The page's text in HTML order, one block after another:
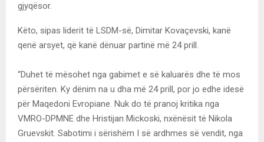
gjyqësor.
Këto, sipas liderit të LSDM-së, Dimitar Kovaçevski, kanë
qenë arsyet, që kanë dënuar partinë më 24 prill.
“Duhet të mësohet nga gabimet e së kaluarës dhe të mos
përsëriten. Ky dënim na u dha më 24 prill, por jo edhe idesë
për Maqedoni Evropiane. Nuk do të pranoj kritika nga
VMRO-DPMNE dhe Hristijan Mickoski, nxënësit të Nikola
Gruevskit. Sabotimi i sërishëm I së ardhmes së vendit, nga